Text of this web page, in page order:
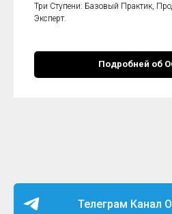
Три Ступени: Базовый Практик,
Эксперт.
Подробней об
Телеграм Канал